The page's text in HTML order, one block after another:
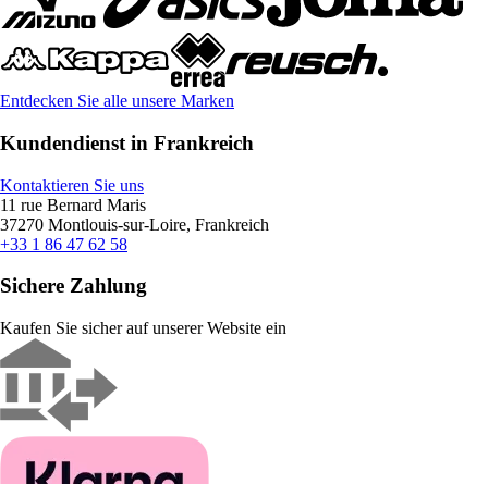
Entdecken Sie alle unsere Marken
Kundendienst in Frankreich
Kontaktieren Sie uns
11 rue Bernard Maris
37270 Montlouis-sur-Loire, Frankreich
+33 1 86 47 62 58
Sichere Zahlung
Kaufen Sie sicher auf unserer Website ein